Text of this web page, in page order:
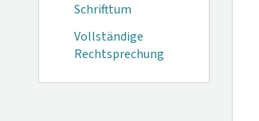
Schrifttum
Vollständige
Rechtsprechung